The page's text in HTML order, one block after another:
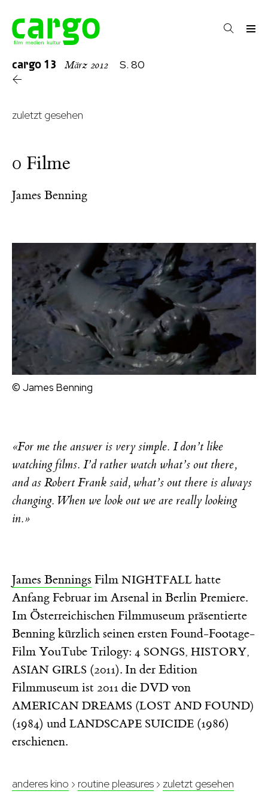
cargo 13 März 2012 S. 80
zuletzt gesehen
0 Filme
James Benning
© James Benning
«For me the answer is very simple. I don’t like
watching films. I’d rather watch what’s out there,
and as Robert Frank said, what’s out there is always
changing. When we look out we are really looking
in.»
James Bennings Film NIGHTFALL hatte
Anfang Februar im Arsenal in Berlin Premiere.
Im Österreichischen Filmmuseum präsentierte
Benning kürzlich seinen ersten Found-Footage-
Film YouTube Trilogy: 4 SONGS, HISTORY,
ASIAN GIRLS (2011). In der Edition
Filmmuseum ist 2011 die DVD von
AMERICAN DREAMS (LOST AND FOUND)
(1984) und LANDSCAPE SUICIDE (1986)
erschienen.
anderes kino › routine pleasures › zuletzt gesehen